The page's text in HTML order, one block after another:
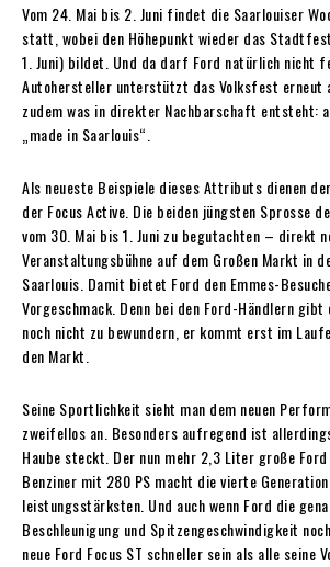
Vom 24. Mai bis 2. Juni findet die Saarlouiser
statt, wobei den Höhepunkt wieder das
1. Juni) bildet. Und da darf Ford natürlich nicht
Autohersteller unterstützt das Volksfest erneut
zudem was in direkter Nachbarschaft entsteht:
„made in Saarlouis“.
Als neueste Beispiele dieses Attributs dienen
der Focus Active. Die beiden jüngsten Sprosse
vom 30. Mai bis 1. Juni zu begutachten – direkt
Veranstaltungsbühne auf dem Großen Markt in
Saarlouis. Damit bietet Ford den Emmes-
Vorgeschmack. Denn bei den Ford-Händlern gibt
noch nicht zu bewundern, er kommt erst im
den Markt.
Seine Sportlichkeit sieht man dem neuen
zweifellos an. Besonders aufregend ist
Haube steckt. Der nun mehr 2,3 Liter große
Benziner mit 280 PS macht die vierte
leistungsstärksten. Und auch wenn Ford die
Beschleunigung und Spitzengeschwindigkeit
neue Ford Focus ST schneller sein als alle seine